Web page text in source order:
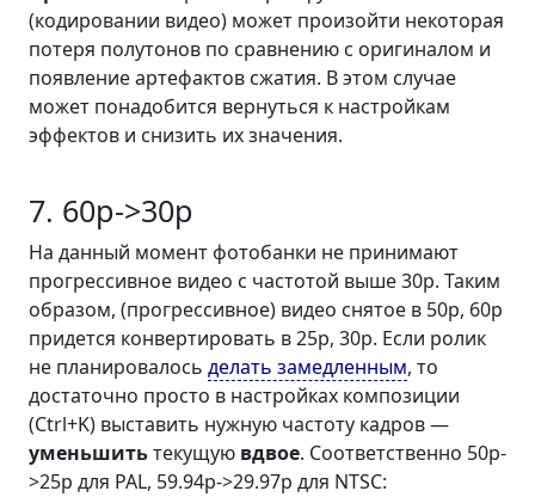
(кодировании видео) может произойти некоторая
потеря полутонов по сравнению с оригиналом и
появление артефактов сжатия. В этом случае
может понадобится вернуться к настройкам
эффектов и снизить их значения.
7. 60p->30p
На данный момент фотобанки не принимают
прогрессивное видео с частотой выше 30p. Таким
образом, (прогрессивное) видео снятое в 50p, 60p
придется конвертировать в 25p, 30p. Если ролик
не планировалось делать замедленным, то
достаточно просто в настройках композиции
(Ctrl+K) выставить нужную частоту кадров —
уменьшитьтекущую вдвое. Соответственно 50p-
>25p для PAL, 59.94p->29.97p для NTSC: